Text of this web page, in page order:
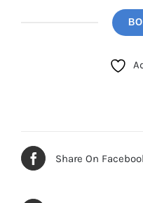
Share On